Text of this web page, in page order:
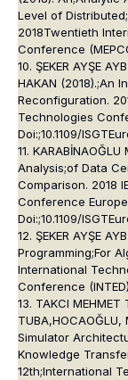
Level of
2018Twentieth
Conference
10. ŞEKER AYŞE
HAKAN (2018).;An
Reconfiguration.
Technologies
Doi:;10.1109/
11.
Analysis;of Data
Comparison. 2018
Conference
Doi:;10.1109/
12. ŞEKER AYŞE
Programming;For
International
Conference
13. TAKCI MEHMET
TUBA,HOCAOĞLU,
Simulator
Knowledge
12th;International